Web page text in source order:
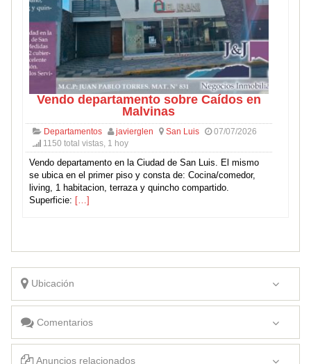
Vendo departamento sobre Caídos en
Malvinas
Departamentos javierglen San Luis
07/07/2026
1150 total vistas, 1 hoy
Vendo departamento en la Ciudad de San Luis. El mismo
se ubica en el primer piso y consta de: Cocina/comedor,
living, 1 habitacion, terraza y quincho compartido.
Superficie: […]
Ubicación
Comentarios
Anuncios relacionados